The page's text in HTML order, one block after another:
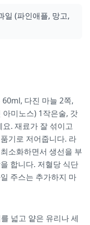
일 (파인애플, 망고,
다진 마늘 2쪽,
미노스) 1작은술, 갓
. 재료가 잘 섞이고
기로 저어줍니다. 라
소화하면서 생선을 부
합니다. 저혈당 식단
주스는 추가하지 마
넓고 얕은 유리나 세